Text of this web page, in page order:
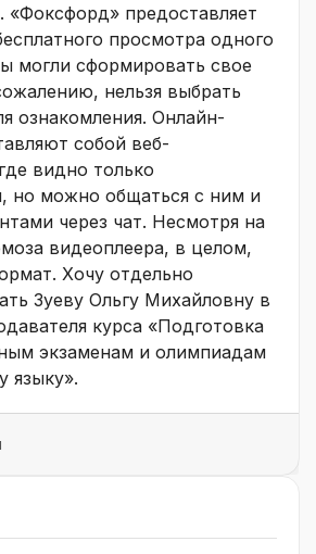
«Фоксфорд» предоставляет
просмотра одного
могли сформировать свое
нельзя выбрать
ознакомления. Онлайн-
собой веб-
видно только
но можно общаться с ним и
через чат. Несмотря на
видеоплеера, в целом,
Хочу отдельно
Зуеву Ольгу Михайловну в
курса «Подготовка
экзаменам и олимпиадам
языку».